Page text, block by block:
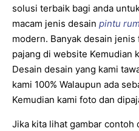
solusi terbaik bagi anda
macam jenis desainpintu
modern. Banyak desain
pajang di website Kemudian
Desain desain yang kami
kami 100% Walaupun ada
Kemudian kami foto dan
Jika kita lihat gambar contoh